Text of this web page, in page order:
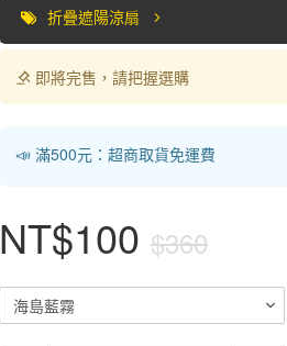
折疊遮陽涼扇
即將完售，請把握選購
📣 滿500元：超商取貨免運費
NT$100 $360
海島藍霧